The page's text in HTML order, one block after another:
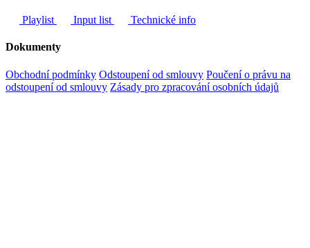
Playlist Input list Technické info
Dokumenty
Obchodní podmínky Odstoupení od smlouvy Poučení o právu na
odstoupení od smlouvy Zásady pro zpracování osobních údajů